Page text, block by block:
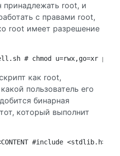
принадлежать root, и
с правами root,
root имеет разрешение
# chmod u=rwx,go=xr
как root,
пользователь его
бинарная
который выполнит
#include